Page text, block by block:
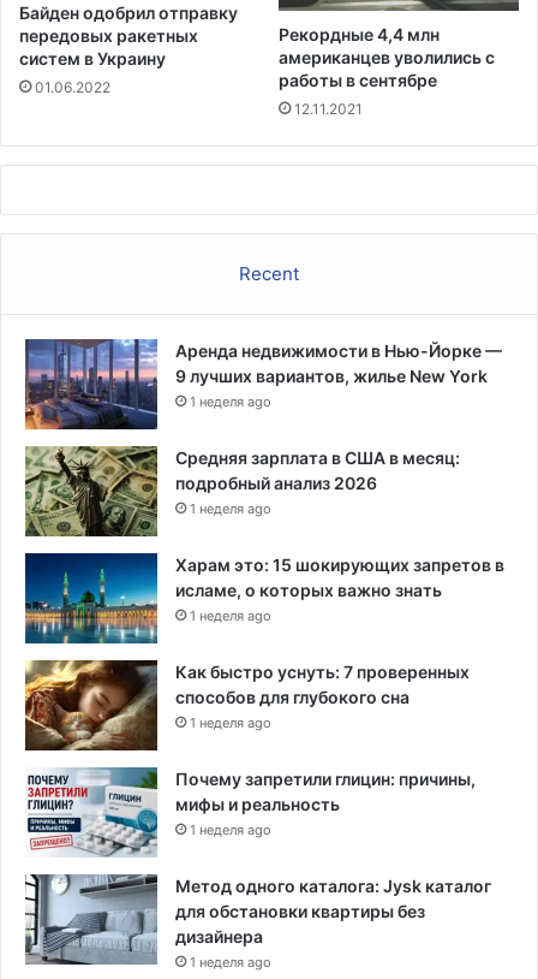
и
а
с
т
в
ч
а
с
т
н
о
с
е
т
о
е
п
р
е
ы
с
и
л
Байден одобрил отправку
передовых ракетных
систем в Украину
01.06.2022
Рекордные 4,4 млн
американцев уволились с
работы в сентябре
12.11.2021
Recent
Аренда недвижимости в Нью-Йорке —
9 лучших вариантов, жилье New York
1 неделя ago
Средняя зарплата в США в месяц:
подробный анализ 2026
1 неделя ago
Харам это: 15 шокирующих запретов в
исламе, о которых важно знать
1 неделя ago
Как быстро уснуть: 7 проверенных
способов для глубокого сна
1 неделя ago
Почему запретили глицин: причины,
мифы и реальность
1 неделя ago
Метод одного каталога: Jysk каталог
для обстановки квартиры без
дизайнера
1 неделя ago